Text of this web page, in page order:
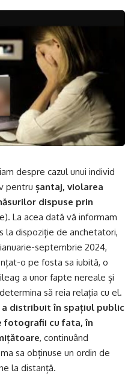
despre cazul unui individ
pentru șantaj, violarea
dispuse prin
La acea dată vă informam
la dispoziție de anchetatori,
septembrie 2024,
o pe fosta sa iubită, o
a unor fapte nereale și
să reia relația cu el.
a distribuit în spațiul public
fotografii cu fata, în
, continuând
sa obținuse un ordin de
la distanță.